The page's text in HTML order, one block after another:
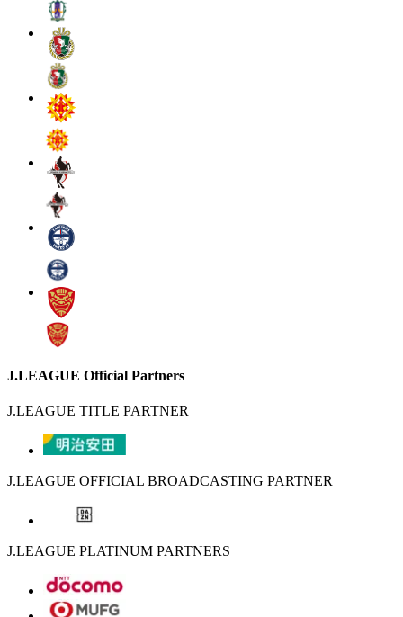
J.LEAGUE Official Partners
J.LEAGUE TITLE PARTNER
J.LEAGUE OFFICIAL BROADCASTING PARTNER
J.LEAGUE PLATINUM PARTNERS